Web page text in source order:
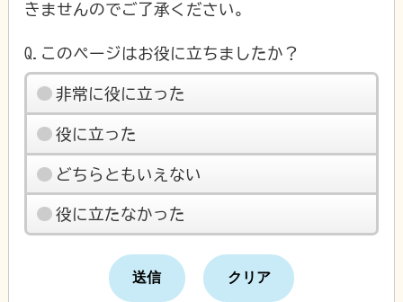
きませんのでご了承ください。
Q.このページはお役に立ちましたか？
非常に役に立った
役に立った
どちらともいえない
役に立たなかった